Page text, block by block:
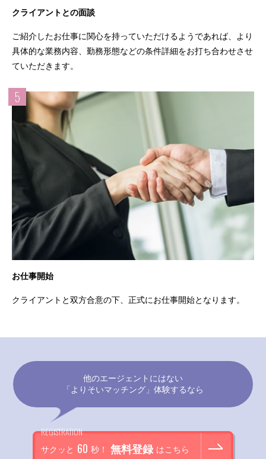
クライアントとの面談
ご紹介したお仕事に関心を持っていただけるようであれば、より
具体的な業務内容、勤務形態などの条件詳細をお打ち合わせさせ
ていただきます。
5
お仕事開始
クライアントと双方合意の下、正式にお仕事開始となります。
他のエージェントにはない
「よりそいマッチング」体験するなら
REGISTRATION
サクッと 60 秒！ 無料登録 はこちら